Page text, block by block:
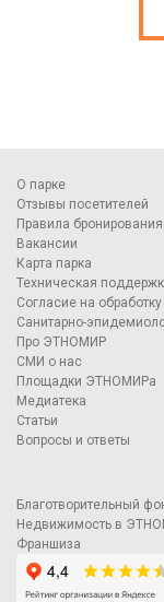
О парке
Отзывы посетителей
Правила бронирования
Вакансии
Карта парка
Техническая
Согласие на
Санитарно-
Про ЭТНОМИР
СМИ о нас
Площадки ЭТНОМИРа
Медиатека
Статьи
Вопросы и ответы
Благотворительный
Недвижимость в
Франшиза